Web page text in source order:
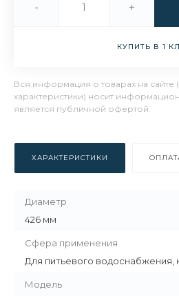
- +
КУПИТЬ В 1
Вся информация о товарах на
характеристики) носит
является публичной офертой.
ХАРАКТЕРИСТИКИ
Диаметр
426 мм
Сфера применения
Для питьевого водоснабжения,
Модель